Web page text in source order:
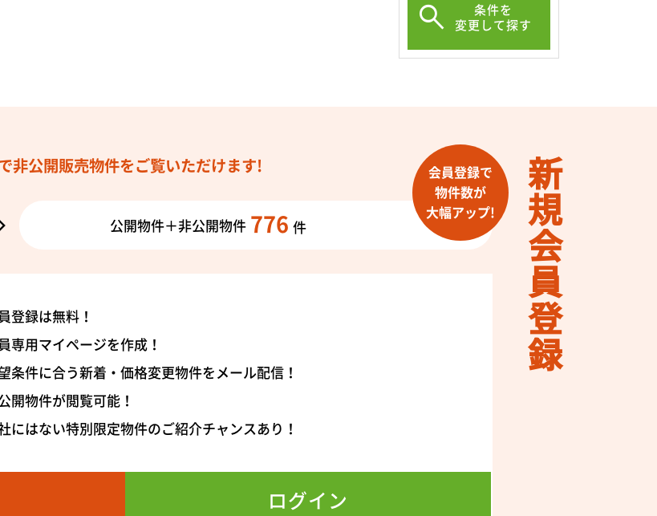
条件を
変更して探す
新規会員登録
非公開販売物件をご覧いただけます!
公開物件＋非公開物件 776 件
会員登録で
物件数が
大幅アップ!
登録は無料！
専用マイページを作成！
条件に合う新着・価格変更物件をメール配信！
開物件が閲覧可能！
にはない特別限定物件のご紹介チャンスあり！
ログイン